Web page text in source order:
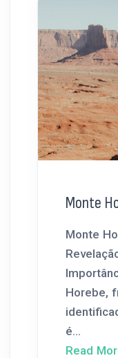
Monte
Monte
Horebe,
é...
Read